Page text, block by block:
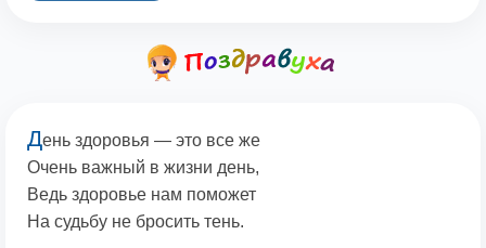
День здоровья — это все же
Очень важный в жизни день,
Ведь здоровье нам поможет
На судьбу не бросить тень.